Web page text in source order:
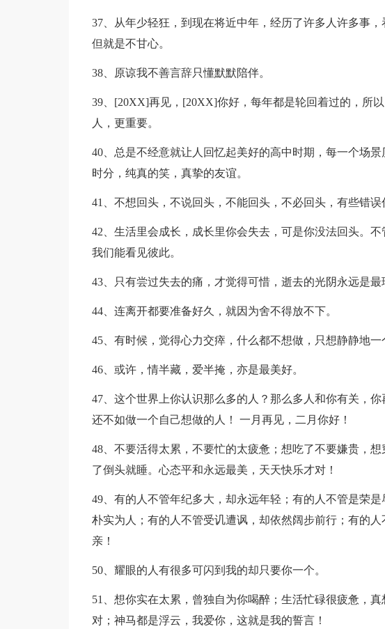
37、从年少轻狂，到现在将近中年，经历了许多人许多事
但就是不甘心。
38、原谅我不善言辞只懂默默陪伴。
39、[20XX]再见，[20XX]你好，每年都是轮回着过的，所
人，更重要。
40、总是不经意就让人回忆起美好的高中时期，每一个场
时分，纯真的笑，真挚的友谊。
41、不想回头，不说回头，不能回头，不必回头，有些错误
42、生活里会成长，成长里你会失去，可是你没法回头。
我们能看见彼此。
43、只有尝过失去的痛，才觉得可惜，逝去的光阴永远是最
44、连离开都要准备好久，就因为舍不得放不下。
45、有时候，觉得心力交瘁，什么都不想做，只想静静地一
46、或许，情半藏，爱半掩，亦是最美好。
47、这个世界上你认识那么多的人？那么多人和你有关，
还不如做一个自己想做的人！ 一月再见，二月你好！
48、不要活得太累，不要忙的太疲惫；想吃了不要嫌贵，
了倒头就睡。心态平和永远最美，天天快乐才对！
49、有的人不管年纪多大，却永远年轻；有的人不管是荣
朴实为人；有的人不管受讥遭讽，却依然阔步前行；有的
亲！
50、耀眼的人有很多可闪到我的却只要你一个。
51、想你实在太累，曾独自为你喝醉；生活忙碌很疲惫，
对；神马都是浮云，我爱你，这就是我的誓言！